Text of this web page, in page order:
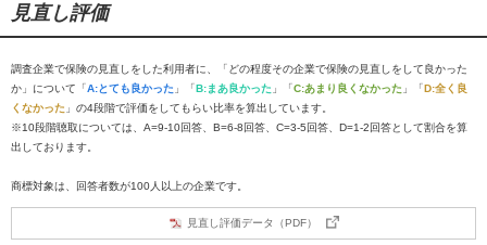
見直し評価
調査企業で保険の見直しをした利用者に、「どの程度その企業で保険の見直しをして良かった
か」について「A:とても良かった 」「B:まあ良かった 」「C:あまり良くなかった 」「D:全く良
くなかった 」の4段階で評価をしてもらい比率を算出しています。
※10段階聴取については、A=9-10回答、B=6-8回答、C=3-5回答、D=1-2回答として割合を算
出しております。
商標対象は、回答者数が100人以上の企業です。
見直し評価データ（PDF）